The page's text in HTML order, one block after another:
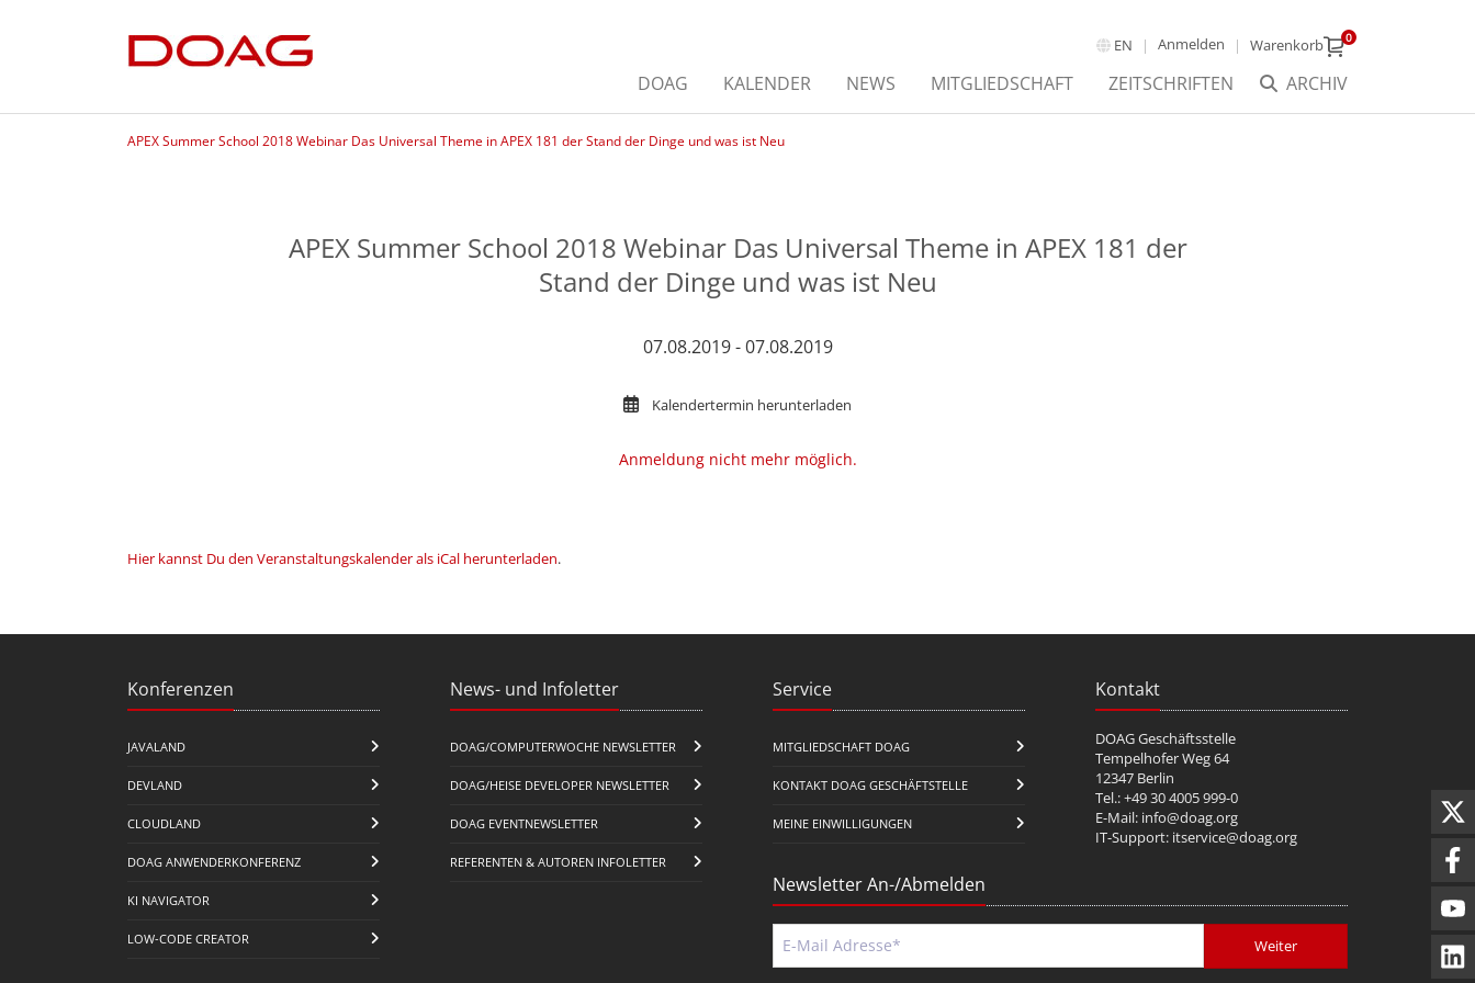
EN Anmelden Warenkorb 0
ARCHIV
DOAG KALENDER NEWS MITGLIEDSCHAFT ZEITSCHRIFTEN
APEX Summer School 2018 Webinar Das Universal Theme in APEX 181 der Stand der Dinge und was ist Neu
APEX Summer School 2018 Webinar Das Universal Theme in APEX 181 der
Stand der Dinge und was ist Neu
07.08.2019 - 07.08.2019
Kalendertermin herunterladen
Anmeldung nicht mehr möglich.
Hier kannst Du den Veranstaltungskalender als iCal herunterladen.
Konferenzen
JAVALAND
DEVLAND
CLOUDLAND
DOAG ANWENDERKONFERENZ
KI NAVIGATOR
LOW-CODE CREATOR
News- und Infoletter
DOAG/COMPUTERWOCHE NEWSLETTER
DOAG/HEISE DEVELOPER NEWSLETTER
DOAG EVENTNEWSLETTER
REFERENTEN & AUTOREN INFOLETTER
Service
MITGLIEDSCHAFT DOAG
KONTAKT DOAG GESCHÄFTSTELLE
MEINE EINWILLIGUNGEN
Kontakt
DOAG Geschäftsstelle
Tempelhofer Weg 64
12347 Berlin
Tel.: +49 30 4005 999-0
E-Mail: info@doag.org
IT-Support: itservice@doag.org
Newsletter An-/Abmelden
Weiter